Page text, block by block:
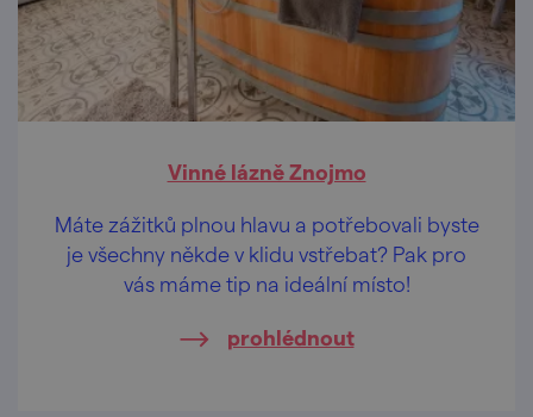
Vinné lázně Znojmo
Máte zážitků plnou hlavu a potřebovali byste
je všechny někde v klidu vstřebat? Pak pro
vás máme tip na ideální místo!
prohlédnout